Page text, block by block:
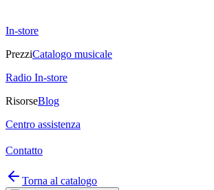
In-store
PrezziCatalogo musicale
Radio In-store
RisorseBlog
Centro assistenza
Contatto
Torna al catalogo